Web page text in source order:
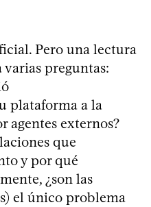
Pero una lectura
varias preguntas:
plataforma a la
agentes externos?
que
y por qué
¿son las
el único problema